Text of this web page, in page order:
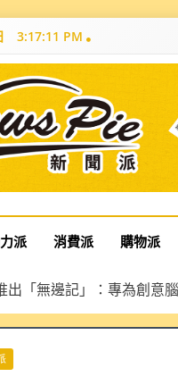
3:17:13 PM
Pie
派 消費派 購物派
出「無邊記」：專為創意